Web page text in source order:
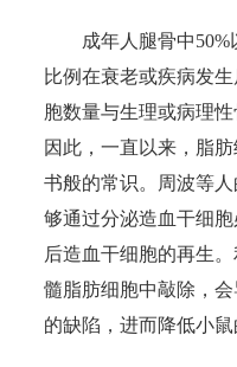
成年人腿骨中50%
比例在衰老或疾病发
胞数量与生理或病理
因此，一直以来，脂
书般的常识。周波等
够通过分泌造血干细
后造血干细胞的再生
髓脂肪细胞中敲除，
的缺陷，进而降低小鼠